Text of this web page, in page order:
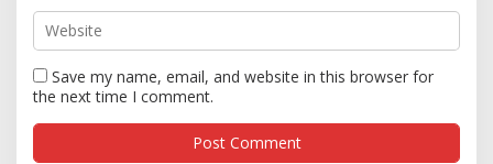
Save my name, email, and website in this browser for
the next time I comment.